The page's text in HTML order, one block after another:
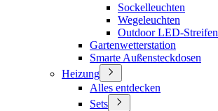
Sockelleuchten
Wegeleuchten
Outdoor LED-Streifen
Gartenwetterstation
Smarte Außensteckdosen
Heizung
Alles entdecken
Sets